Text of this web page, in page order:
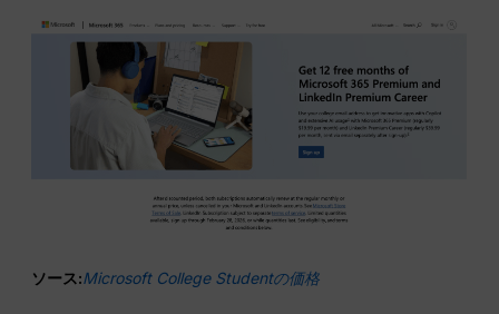
ソース:Microsoft College Studentの価格